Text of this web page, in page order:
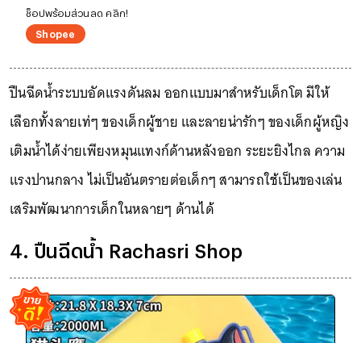
ช็อปพร้อมส่วนลด คลิก!
Shopee
ปืนฉีดน้ำระบบอัดแรงดันลม ออกแบบมาสำหรับเด็กโต มีให้
เลือกทั้งลายเท่ๆ ของเด็กผู้ชาย และลายน่ารักๆ ของเด็กผู้หญิง
เติมน้ำได้ง่ายเพียงหมุนแทงก์ด้านหลังออก ระยะยิงไกล ความ
แรงปานกลาง ไม่เป็นอันตรายต่อเด็กๆ สามารถใช้เป็นของเล่น
เสริมพัฒนาการเด็กในหลายๆ ด้านได้
4. ปืนฉีดน้ำ Rachasri Shop